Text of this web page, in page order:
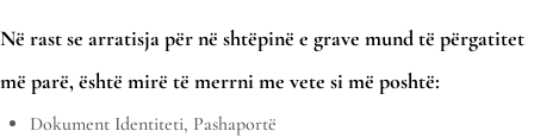
Në rast se arratisja për në shtëpinë e grave mund të përgatitet
më parë, është mirë të merrni me vete si më poshtë:
Dokument Identiteti, Pashaportë